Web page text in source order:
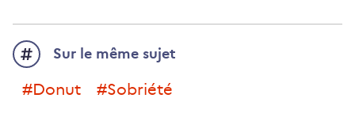
Sur le même sujet
#donut #sobriété